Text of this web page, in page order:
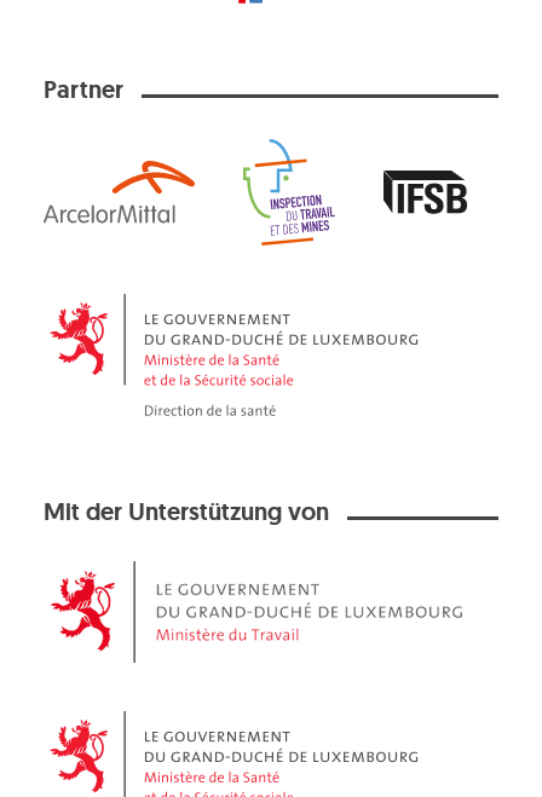
Partner
Mit der Unterstützung von